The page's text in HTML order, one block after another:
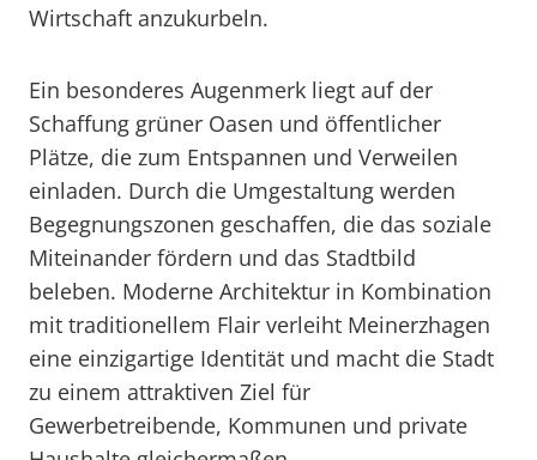
Wirtschaft anzukurbeln.
Ein besonderes Augenmerk liegt auf der
Schaffung grüner Oasen und öffentlicher
Plätze, die zum Entspannen und Verweilen
einladen. Durch die Umgestaltung werden
Begegnungszonen geschaffen, die das soziale
Miteinander fördern und das Stadtbild
beleben. Moderne Architektur in Kombination
mit traditionellem Flair verleiht Meinerzhagen
eine einzigartige Identität und macht die Stadt
zu einem attraktiven Ziel für
Gewerbetreibende, Kommunen und private